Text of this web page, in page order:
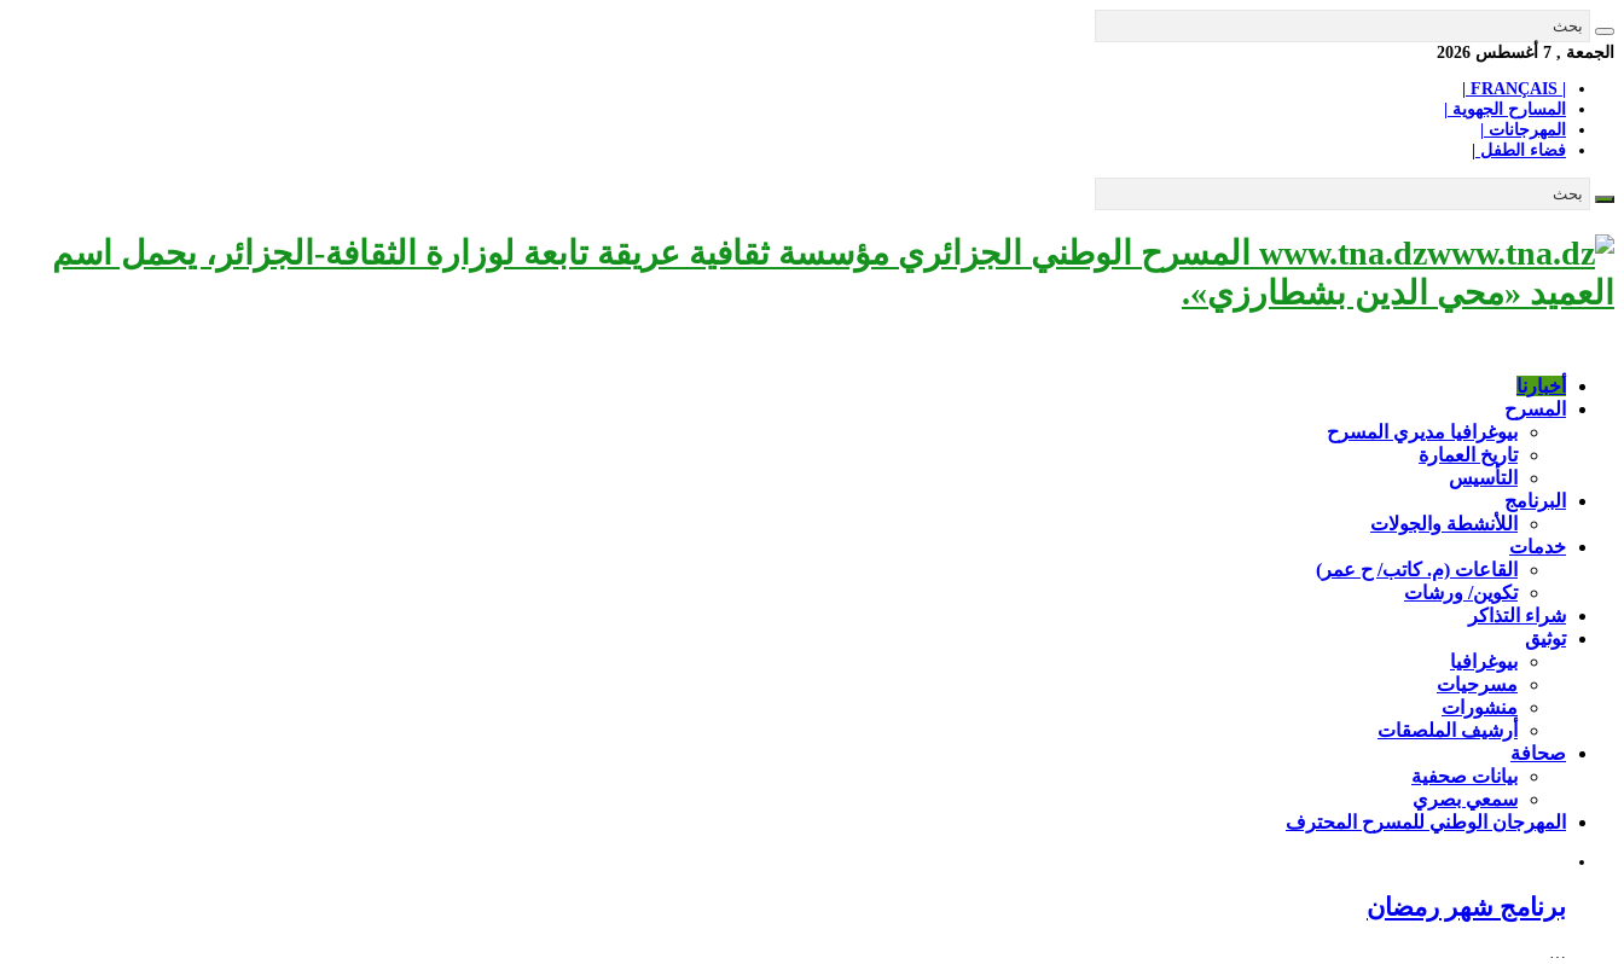
الجمعة , 7 أغسطس 2026
المسارح الجهوية |
المهرجانات |
فضاء الطفل |
www.tna.dz المسرح الوطني الجزائري مؤسسة ثقافية عريقة تابعة لوزارة الثقافة-الجزائر، يحمل اسم
العميد «محي الدين بشطارزي».
أخبارنا
المسرح
بيوغرافيا مديري المسرح
تاريخ العمارة
التأسيس
البرنامج
اللأنشطة والجولات
خدمات
القاعات (م. كاتب/ ح عمر)
تكوين/ ورشات
شراء التذاكر
توثيق
بيوغرافيا
مسرحيات
منشورات
أرشيف الملصقات
صحافة
بيانات صحفية
سمعي بصري
المهرجان الوطني للمسرح المحترف
برنامج شهر رمضان
…